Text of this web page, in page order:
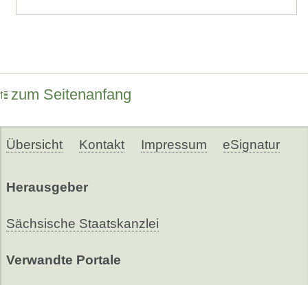
zum Seitenanfang
Übersicht Kontakt Impressum eSignatur
Herausgeber
Sächsische Staatskanzlei
Verwandte Portale